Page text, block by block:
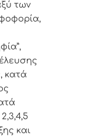
των
κατά
και